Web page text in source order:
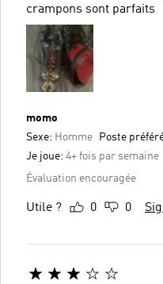
crampons sont parfaits
momo
Sexe: Homme Poste
Je joue: 4+ fois par semaine
Évaluation encouragée
Utile ? 0 0